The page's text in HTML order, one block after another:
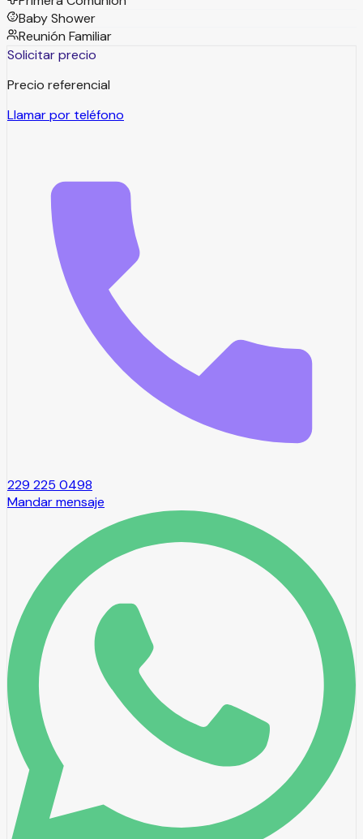
Baby Shower
Reunión Familiar
Solicitar precio
Precio referencial
Llamar por teléfono
229 225 0498
Mandar mensaje